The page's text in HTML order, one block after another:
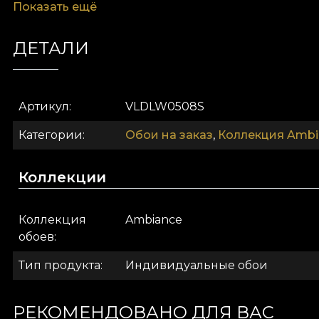
Canvas создаёт эффект большого полотна. Linen
Вдохновлённые желанием создать фон, полный
маленькие святилища. Они уводят вас от
Палитра пастельная и пудровая. Она
спокойствие в дневные паузы. Они притягивают
Показать ещё
ДЕТАЛИ
Артикул VLDLW0508S
Категории Обои на заказ, Коллекция
Коллекции
Коллекция
обоев
Ambiance
Тип продукта Индивидуальные обои
РЕКОМЕНДОВАНО ДЛЯ ВАС